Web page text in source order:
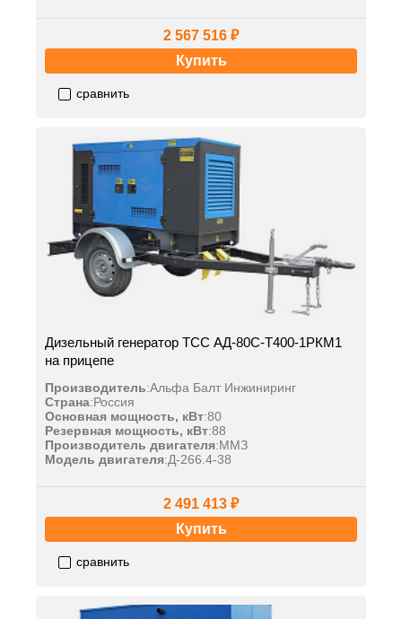
2 567 516 ₽
Купить
сравнить
Дизельный генератор ТСС АД-80С-Т400-1РКМ1
на прицепе
Производитель:Альфа Балт Инжиниринг
Страна:Россия
Основная мощность, кВт:80
Резервная мощность, кВт:88
Производитель двигателя:ММЗ
Модель двигателя:Д-266.4-38
2 491 413 ₽
Купить
сравнить